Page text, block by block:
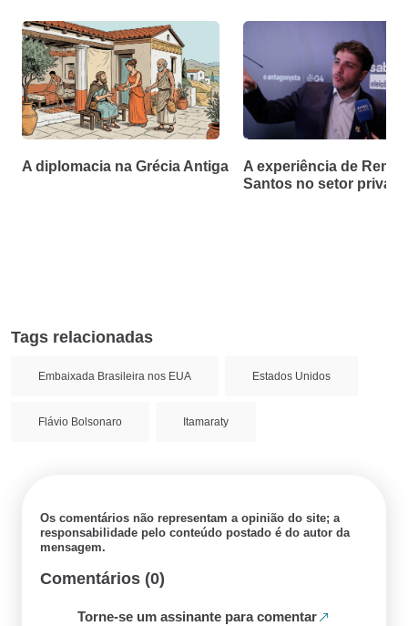
A diplomacia na Grécia Antiga
A experiência de Renan
Santos no setor
Tags relacionadas
Embaixada Brasileira nos EUA Estados Unidos
Flávio Bolsonaro Itamaraty
Os comentários não representam a opinião do site; a
responsabilidade pelo conteúdo postado é do autor da
mensagem.
Comentários (0)
Torne-se um assinante para comentar